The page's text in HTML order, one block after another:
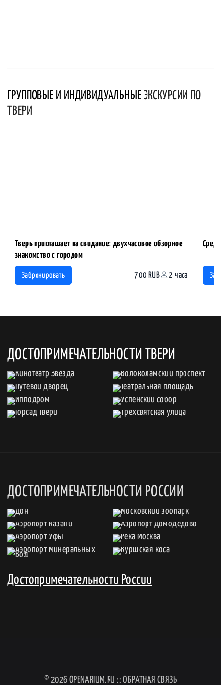
ГРУППОВЫЕ И ИНДИВИДУАЛЬНЫЕ ЭКСКУРСИИ ПО
ТВЕРИ
Тверь приглашает на свидание: двухчасовое обзорное
знакомство с городом
Забронировать 700 RUB 2 часа
ДОСТОПРИМЕЧАТЕЛЬНОСТИ ТВЕРИ
ДОСТОПРИМЕЧАТЕЛЬНОСТИ РОССИИ
Достопримечательности России
© 2026 OPENARIUM.RU ::ОБРАТНАЯ СВЯЗЬ